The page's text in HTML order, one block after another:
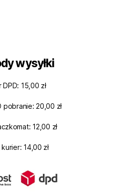
wysyłki
DPD: 15,00 zł
pobranie: 20,00 zł
12,00 zł
14,00 zł